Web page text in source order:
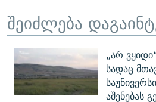
შეიძლება
„არ
სადაც
აშენებას